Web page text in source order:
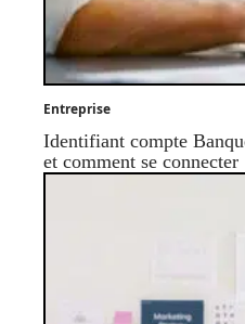
Entreprise
Identifiant compte
et comment se connecter